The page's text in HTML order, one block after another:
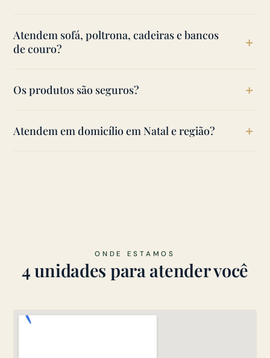
mancha.
Atendem sofá, poltrona, cadeiras e bancos
de couro?
Os produtos são seguros?
segurança para a família.
Atendem em domicílio em Natal e região?
ONDE ESTAMOS
4 unidades para atender você